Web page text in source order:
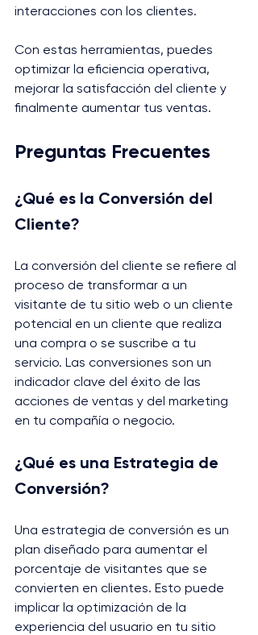
interacciones con los clientes.
Con estas herramientas, puedes
optimizar la eficiencia operativa,
mejorar la satisfacción del cliente y
finalmente aumentar tus ventas​.
Preguntas Frecuentes
¿Qué es la Conversión del
Cliente?
La conversión del cliente se refiere al
proceso de transformar a un
visitante de tu sitio web o un cliente
potencial en un cliente que realiza
una compra o se suscribe a tu
servicio. Las conversiones son un
indicador clave del éxito de las
acciones de ventas y del marketing
en tu compañía o negocio.
¿Qué es una Estrategia de
Conversión?
Una estrategia de conversión es un
plan diseñado para aumentar el
porcentaje de visitantes que se
convierten en clientes. Esto puede
implicar la optimización de la
experiencia del usuario en tu sitio